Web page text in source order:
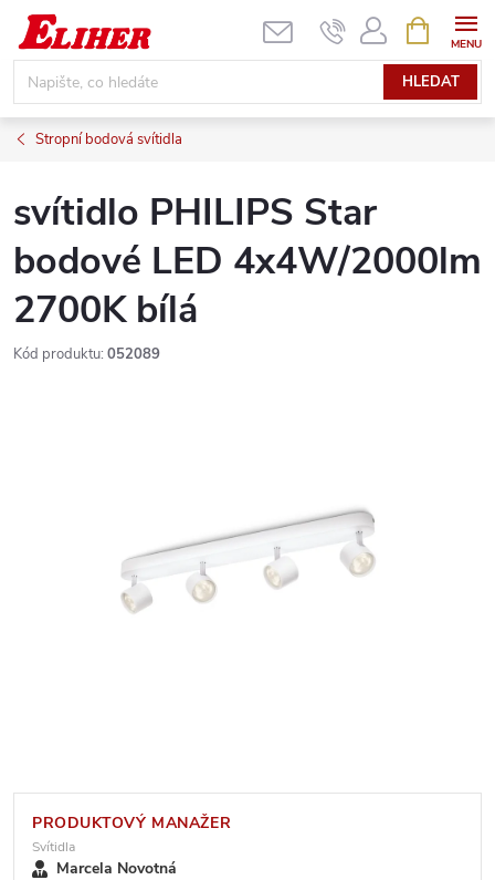
Přejít
obsah
HLEDAT
NÁKUPNÍ
KOŠÍK
Stropní bodová svítidla
svítidlo PHILIPS Star
bodové LED 4x4W/2000lm
2700K bílá
Kód produktu: 052089
PRODUKTOVÝ MANAŽER
Svítidla
Marcela Novotná